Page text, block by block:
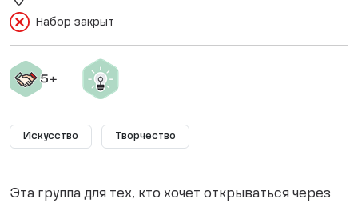
Набор закрыт
Искусство Творчество
Эта группа для тех, кто хочет открываться через